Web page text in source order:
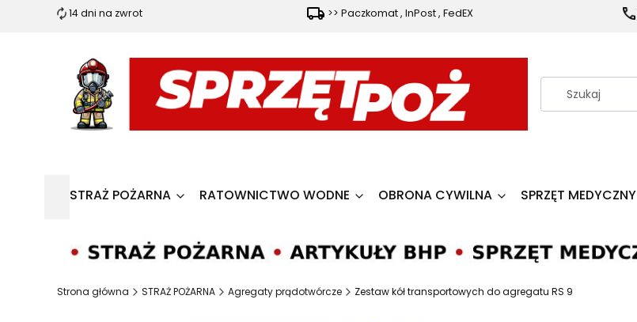
14 dni na zwrot >> Paczkomat , InPost , FedEX
STRAŻ POŻARNA RATOWNICTWO WODNE OBRONA CYWILNA SPRZĘT MEDYCZNY
Strona główna STRAŻ POŻARNA Agregaty prądotwórcze Zestaw kół transportowych do agregatu RS 9